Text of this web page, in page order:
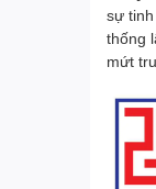
sự tinh
thống
mứt